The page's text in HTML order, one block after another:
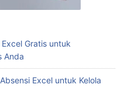
Gratis untuk
Anda
Excel untuk Kelola